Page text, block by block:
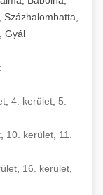
Gyál
4. kerület 5.
, 10. kerület, 11.
16. kerület